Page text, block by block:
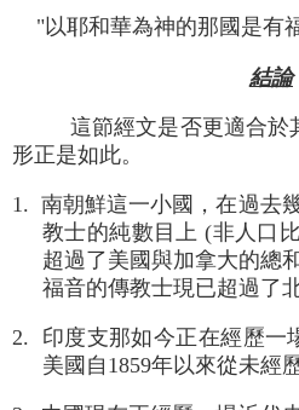
"以耶和華為神的那國是有
結論
這節經文是否更適合於
形正是如此。
1. 南朝鮮這一小國，在過去
教士的純數目上 (非人口
超過了美國與加拿大的總
福音的傳教士現已超過了
2. 印度支那如今正在經歷一
美國自1859年以來從未經